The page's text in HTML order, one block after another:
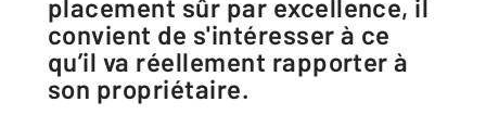
placement sûr par excellence, il
convient de s'intéresser à ce
qu’il va réellement rapporter à
son propriétaire.